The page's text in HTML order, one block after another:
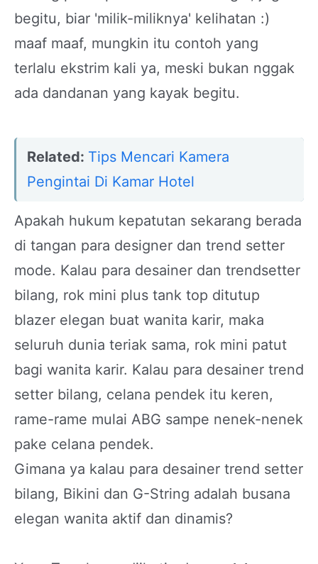
begitu, biar 'milik-miliknya' kelihatan :)
maaf maaf, mungkin itu contoh yang
terlalu ekstrim kali ya, meski bukan nggak
ada dandanan yang kayak begitu.
Related: Tips Mencari Kamera
Pengintai Di Kamar Hotel
Apakah hukum kepatutan sekarang berada
di tangan para designer dan trend setter
mode. Kalau para desainer dan trendsetter
bilang, rok mini plus tank top ditutup
blazer elegan buat wanita karir, maka
seluruh dunia teriak sama, rok mini patut
bagi wanita karir. Kalau para desainer trend
setter bilang, celana pendek itu keren,
rame-rame mulai ABG sampe nenek-nenek
pake celana pendek.
Gimana ya kalau para desainer trend setter
bilang, Bikini dan G-String adalah busana
elegan wanita aktif dan dinamis?